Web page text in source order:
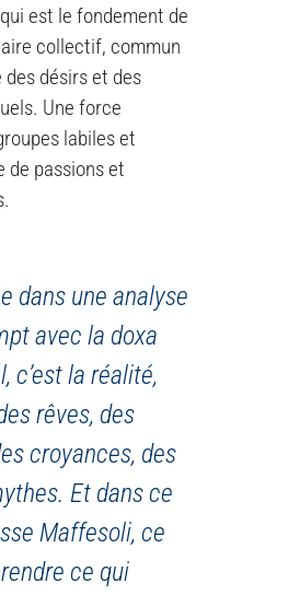
est le fondement de
collectif, commun
des désirs et des
Une force
labiles et
de passions et
dans une analyse
avec la doxa
c’est la réalité,
rêves, des
croyances, des
Et dans ce
Maffesoli, ce
ce qui